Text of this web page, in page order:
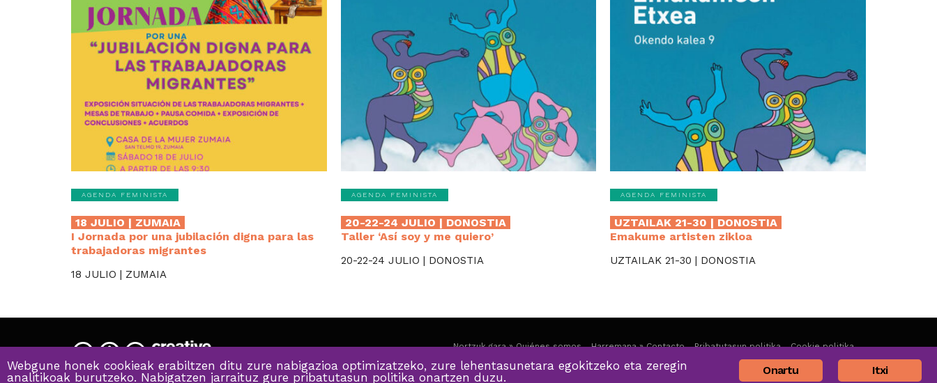
AGENDA FEMINISTA
18 JULIO | ZUMAIA
I Jornada por una jubilación digna para las
trabajadoras migrantes
18 JULIO | ZUMAIA
AGENDA FEMINISTA
20-22-24 JULIO | DONOSTIA
Taller ‘Así soy y me quiero’
20-22-24 JULIO | DONOSTIA
AGENDA FEMINISTA
UZTAILAK 21-30 | DONOSTIA
Emakume artisten zikloa
UZTAILAK 21-30 | DONOSTIA
Nortzuk gara » Quiénes somos Harremana » Contacto Pribatutasun politika Cookie politika
Itxi
Onartu
Webgune honek cookieak erabiltzen ditu zure nabigazioa optimizatzeko, zure lehentasunetara egokitzeko eta zeregin
analitikoak burutzeko. Nabigatzen jarraituz gure pribatutasun politika onartzen duzu.